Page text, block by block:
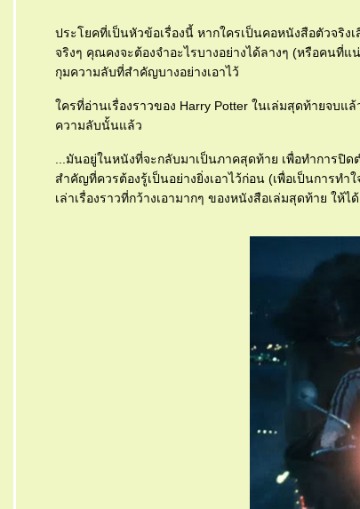
ประโยคที่เป็นหัวข้อเรื่องนี้ หากใครเป็นคอหนังสือตัวจริง
จริงๆ คุณคงจะต้องจำอะไรบางอย่างได้ลางๆ (หรือคนที่
กุมความลับที่สำคัญบางอย่างเอาไว้
ครที่อ่านเรื่องราวของ Harry Potter ในเล่มสุดท้ายจบแ
ความลับนั้นแล้ว
...มันอยู่ในหนังที่จะกลับมาเป็นภาคสุดท้าย เพื่อทำการปิด
สำคัญที่ควรต้องรู้เป็นอย่างยิ่งเอาไว้ก่อน (เพื่อเป็นการท
เล่าเรื่องราวที่กว้างเอามากๆ ของหนังสือเล่มสุดท้าย ให้